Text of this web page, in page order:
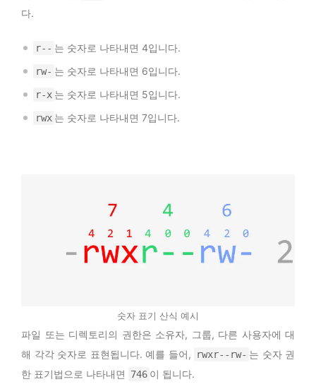
다.
r-- 는 숫자로 나타내면 4입니다.
rw- 는 숫자로 나타내면 6입니다.
r-x 는 숫자로 나타내면 5입니다.
rwx 는 숫자로 나타내면 7입니다.
숫자 표기 산식 예시
파일 또는 디렉토리의 권한은 소유자, 그룹, 다른 사용자에 대
해 각각 숫자로 표현됩니다. 예를 들어,
rwxr--rw- 는 숫자 권
한 표기법으로 나타내면
746 이 됩니다.